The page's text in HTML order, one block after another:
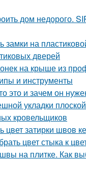
дом недорого.
замки на
дверей
на крыше из
и инструменты
это и зачем он
укладки
кровельщиков
цвет затирки швов
цвет стыка к
на плитке. Как